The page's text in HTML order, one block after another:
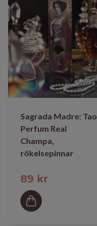
Sagrada Madre: Tao
Perfum Real
Champa,
rökelsepinnar
89 kr